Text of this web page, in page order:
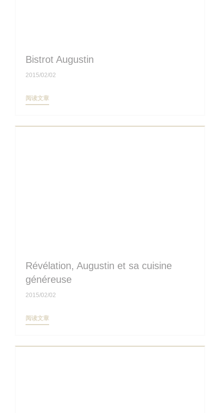
Bistrot Augustin
2015/02/02
阅读文章((在新窗口中打开))
Révélation, Augustin et sa cuisine
généreuse
2015/02/02
阅读文章((在新窗口中打开))